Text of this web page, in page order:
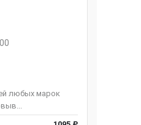
любых марок